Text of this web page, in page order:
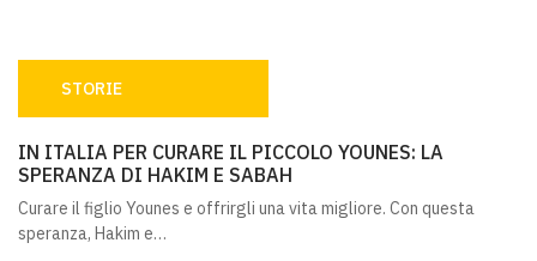
STORIE
IN ITALIA PER CURARE IL PICCOLO YOUNES: LA
SPERANZA DI HAKIM E SABAH
Curare il figlio Younes e offrirgli una vita migliore. Con questa
speranza, Hakim e…